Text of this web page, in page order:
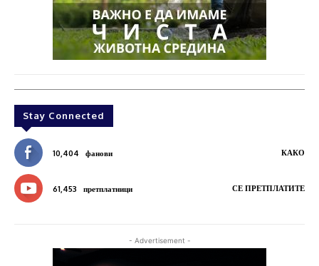
Stay Connected
10,404 фанови КАКО
61,453 претплатници СЕ ПРЕТПЛАТИТЕ
- Advertisement -